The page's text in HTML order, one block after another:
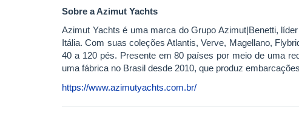
Sobre a Azimut Yachts
Azimut Yachts é uma marca do Grupo Azimut|Benetti,
Itália. Com suas coleções Atlantis, Verve, Magellano,
40 a 120 pés. Presente em 80 países por meio de uma
uma fábrica no Brasil desde 2010, que produz
https://www.azimutyachts.com.br/